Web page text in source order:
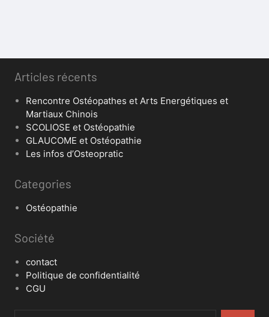
Articles récents
Rencontre Ostéopathes et Arts Energétiques et
Martiaux Chinois
SCOLIOSE et Ostéopathie
GLAUCOME et Ostéopathie
Les infos d’Osteopratic
Categories
Ostéopathie
Société
contact
Politique de confidentialité
CGU